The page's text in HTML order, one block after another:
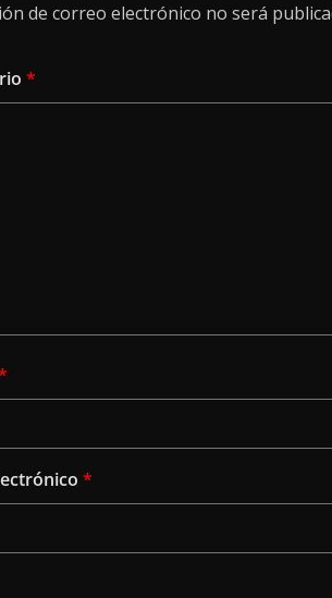
de correo electrónico no será
*
*